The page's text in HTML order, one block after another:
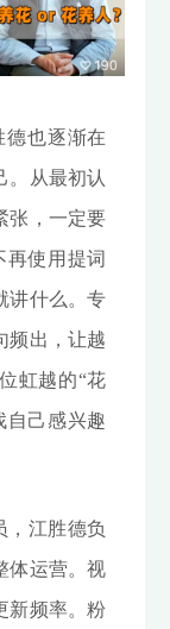
德也逐渐在
。从最初认
张，一定要
再使用提词
讲什么。专
频出，让越
虹越的“花
自己感兴趣
，江胜德负
体运营。视
新频率。粉